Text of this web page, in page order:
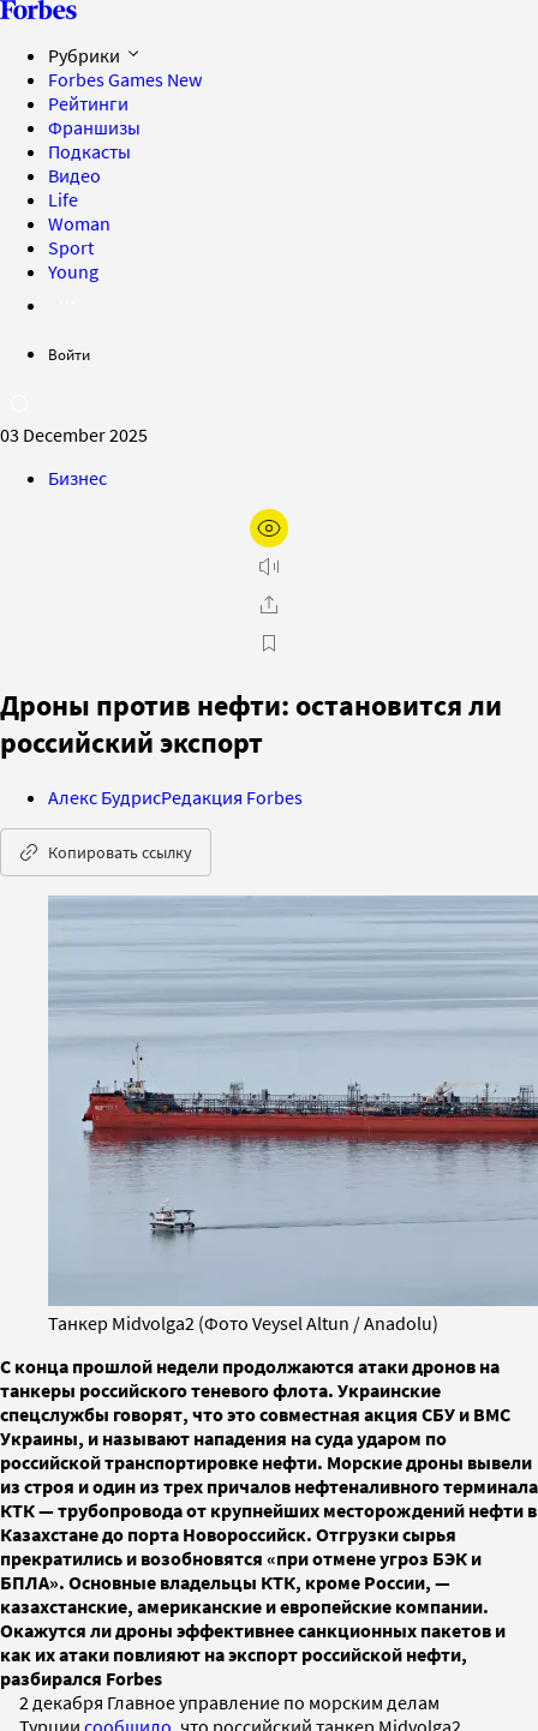
Рубрики
Forbes Games New
Рейтинги
Франшизы
Подкасты
Видео
Life
Woman
Sport
Young
Войти
03 December 2025
Бизнес
Дроны против нефти: остановится ли
российский экспорт
Алекс БудрисРедакция Forbes
Копировать ссылку
Танкер Midvolga2 (Фото Veysel Altun / Anadolu)
С конца прошлой недели продолжаются атаки дронов на
танкеры российского теневого флота. Украинские
спецслужбы говорят, что это совместная акция СБУ и ВМС
Украины, и называют нападения на суда ударом по
российской транспортировке нефти. Морские дроны вывели
из строя и один из трех причалов нефтеналивного терминала
КТК — трубопровода от крупнейших месторождений нефти в
Казахстане до порта Новороссийск. Отгрузки сырья
прекратились и возобновятся «при отмене угроз БЭК и
БПЛА». Основные владельцы КТК, кроме России, —
казахстанские, американские и европейские компании.
Окажутся ли дроны эффективнее санкционных пакетов и
как их атаки повлияют на экспорт российской нефти,
разбирался Forbes
2 декабря Главное управление по морским делам
Турции сообщило, что российский танкер Midvolga2,